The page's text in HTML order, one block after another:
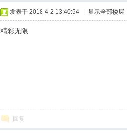
发表于 2018-4-2 13:40:54 显示全部楼层
精彩无限
回复